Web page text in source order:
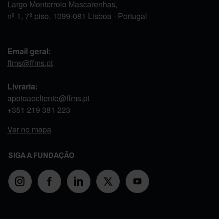
Largo Monterroio Mascarenhas,
nº 1, 7º piso, 1099-081 Lisboa - Portugal
Email geral:
ffms@ffms.pt
Livraria:
apoioaocliente@ffms.pt
+351 219 381 223
Ver no mapa
SIGA A FUNDAÇÃO